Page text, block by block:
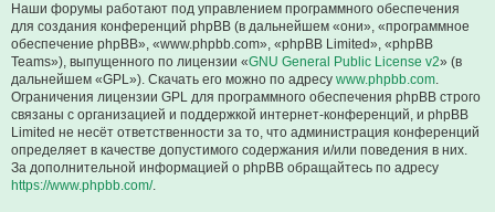
Наши форумы работают под управлением программного обеспечения
для создания конференций phpBB (в дальнейшем «они», «программное
обеспечение phpBB», «www.phpbb.com», «phpBB Limited», «phpBB
Teams»), выпущенного по лицензии «GNU General Public License v2» (в
дальнейшем «GPL»). Скачать его можно по адресу www.phpbb.com.
Ограничения лицензии GPL для программного обеспечения phpBB строго
связаны с организацией и поддержкой интернет-конференций, и phpBB
Limited не несёт ответственности за то, что администрация конференций
определяет в качестве допустимого содержания и/или поведения в них.
За дополнительной информацией о phpBB обращайтесь по адресу
https://www.phpbb.com/.